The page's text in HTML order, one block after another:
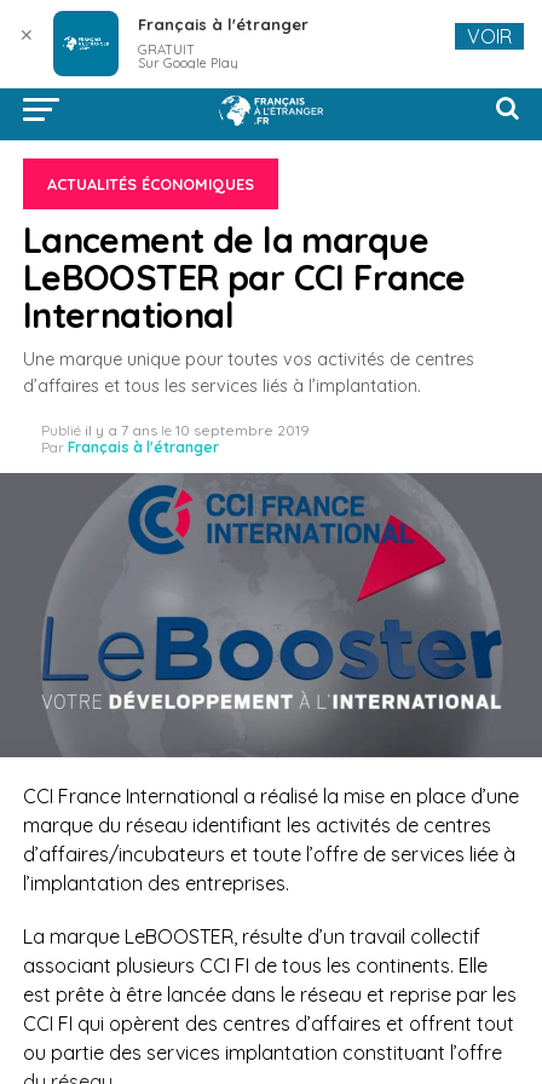
ACTUALITÉS ÉCONOMIQUES
Lancement de la marque
LeBOOSTER par CCI France
International
Une marque unique pour toutes vos activités de centres
d’affaires et tous les services liés à l’implantation.
Publié il y a 7 ans le 10 septembre 2019
Par Français à l'étranger
CCI France International a réalisé la mise en place d’une
marque du réseau identifiant les activités de centres
d’affaires/incubateurs et toute l’offre de services liée à
l’implantation des entreprises.
La marque LeBOOSTER, résulte d’un travail collectif
associant plusieurs CCI FI de tous les continents. Elle
est prête à être lancée dans le réseau et reprise par les
CCI FI qui opèrent des centres d’affaires et offrent tout
ou partie des services implantation constituant l’offre
✕ Français à l'étranger
GRATUIT
Sur Google Play
VOIR